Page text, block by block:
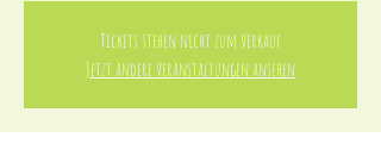
Tickets stehen nicht zum Verkauf
Jetzt andere Veranstaltungen ansehen